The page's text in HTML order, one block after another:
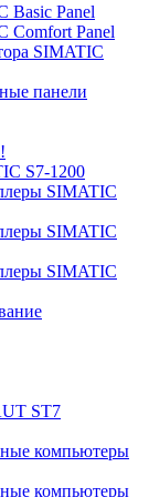
Basic Panel
Comfort Panel
SIMATIC
панели
S7-1200
SIMATIC
SIMATIC
SIMATIC
ST7
компьютеры
компьютеры